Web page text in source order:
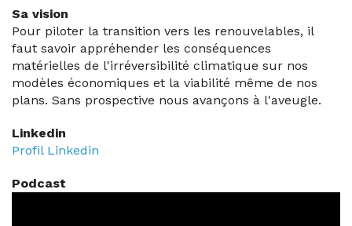
Sa vision
Pour piloter la transition vers les renouvelables, il
faut savoir appréhender les conséquences
matérielles de l'irréversibilité climatique sur nos
modèles économiques et la viabilité même de nos
plans. Sans prospective nous avançons à l'aveugle.
Linkedin
Profil Linkedin
Podcast